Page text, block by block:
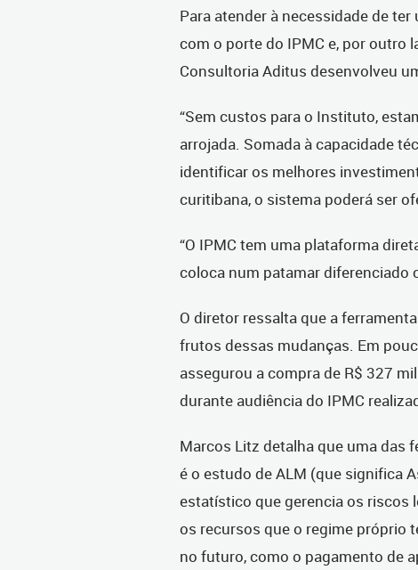
Para atender à necessidade de
com o porte do IPMC e, por outro
Consultoria Aditus desenvolveu
“Sem custos para o Instituto,
arrojada. Somada à capacidade
identificar os melhores
curitibana, o sistema poderá ser
“O IPMC tem uma plataforma
coloca num patamar diferenciado
O diretor ressalta que a
frutos dessas mudanças. Em
assegurou a compra de R$ 327
durante audiência do IPMC
Marcos Litz detalha que uma das
é o estudo de ALM (que significa
estatístico que gerencia os riscos
os recursos que o regime próprio
no futuro, como o pagamento de